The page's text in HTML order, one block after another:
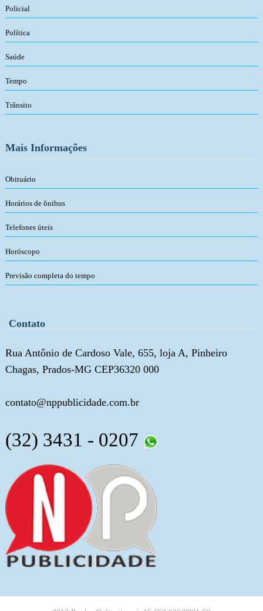
Policial
Política
Saúde
Tempo
Trânsito
Mais Informações
Obituário
Horários de ônibus
Telefones úteis
Horóscopo
Previsão completa do tempo
Contato
Rua Antônio de Cardoso Vale, 655, loja A, Pinheiro
Chagas, Prados-MG CEP36320 000
contato@nppublicidade.com.br
(32) 3431 - 0207